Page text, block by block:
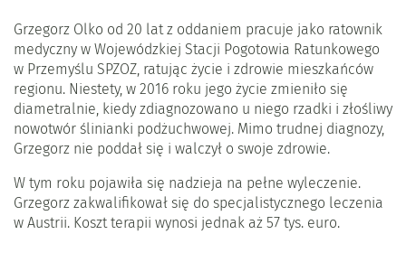
Grzegorz Olko od 20 lat z oddaniem pracuje jako ratownik
medyczny w Wojewódzkiej Stacji Pogotowia Ratunkowego
w Przemyślu SPZOZ, ratując życie i zdrowie mieszkańców
regionu. Niestety, w 2016 roku jego życie zmieniło się
diametralnie, kiedy zdiagnozowano u niego rzadki i złośliwy
nowotwór ślinianki podżuchwowej. Mimo trudnej diagnozy,
Grzegorz nie poddał się i walczył o swoje zdrowie.
W tym roku pojawiła się nadzieja na pełne wyleczenie.
Grzegorz zakwalifikował się do specjalistycznego leczenia
w Austrii. Koszt terapii wynosi jednak aż 57 tys. euro.